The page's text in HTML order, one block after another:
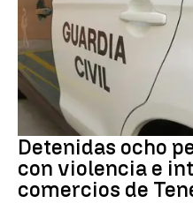
Robo con violencia
Detenidas ocho
con violencia e
comercios de